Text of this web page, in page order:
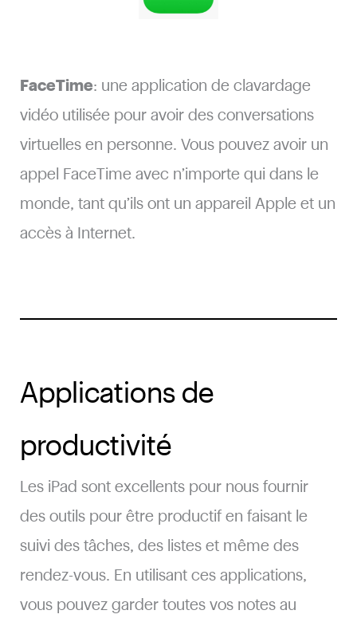
FaceTime: une application de clavardage
vidéo utilisée pour avoir des conversations
virtuelles en personne. Vous pouvez avoir un
appel FaceTime avec n’importe qui dans le
monde, tant qu’ils ont un appareil Apple et un
accès à Internet.
Applications de
productivité
Les iPad sont excellents pour nous fournir
des outils pour être productif en faisant le
suivi des tâches, des listes et même des
rendez-vous. En utilisant ces applications,
vous pouvez garder toutes vos notes au